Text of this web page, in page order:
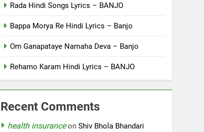
Rada Hindi Songs Lyrics – BANJO
Bappa Morya Re Hindi Lyrics – Banjo
Om Ganapataye Namaha Deva – Banjo
Rehamo Karam Hindi Lyrics – BANJO
Recent Comments
health insuranceonShiv Bhola Bhandari